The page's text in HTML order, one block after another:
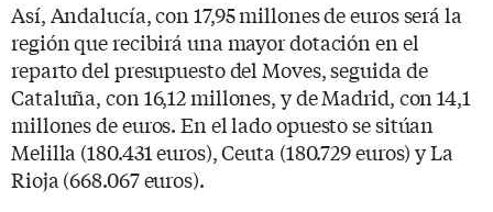
Así, Andalucía, con 17,95 millones de euros será la
región que recibirá una mayor dotación en el
reparto del presupuesto del Moves, seguida de
Cataluña, con 16,12 millones, y de Madrid, con 14,1
millones de euros. En el lado opuesto se sitúan
Melilla (180.431 euros), Ceuta (180.729 euros) y La
Rioja (668.067 euros).